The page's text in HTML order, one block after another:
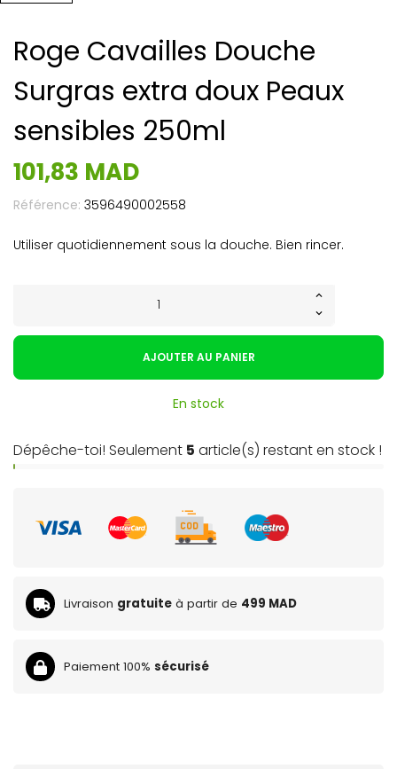
Roge Cavailles Douche
Surgras extra doux Peaux
sensibles 250ml
101,83 MAD
Référence: 3596490002558
Utiliser quotidiennement sous la douche. Bien rincer.
AJOUTER AU PANIER
En stock
Dépêche-toi! Seulement 5 article(s) restant en stock !
Livraison gratuite à partir de 499 MAD
Paiement 100% sécurisé